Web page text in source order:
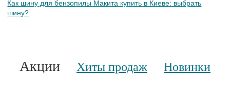
Как шину для бензопилы Макита купить в Киеве: выбрать
шину?
Акции Хиты продаж Новинки